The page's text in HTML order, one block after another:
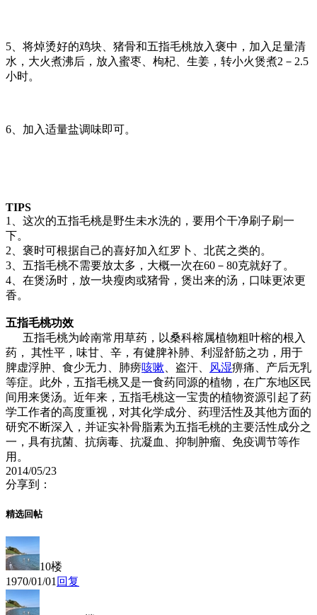
5、将焯烫好的鸡块、猪骨和五指毛桃放入褒中，加入足量清
水，大火煮沸后，放入蜜枣、枸杞、生姜，转小火煲煮2－2.5
小时。
6、加入适量盐调味即可。
TIPS
1、这次的五指毛桃是野生未水洗的，要用个干净刷子刷一
下。
2、褒时可根据自己的喜好加入红罗卜、北芪之类的。
3、五指毛桃不需要放太多，大概一次在60－80克就好了。
4、在煲汤时，放一块瘦肉或猪骨，煲出来的汤，口味更浓更
香。
五指毛桃功效
五指毛桃为岭南常用草药，以桑科榕属植物粗叶榕的根入
药， 其性平，味甘、辛，有健脾补肺、利湿舒筋之功，用于
脾虚浮肿、食少无力
、肺痨咳嗽 、盗汗、 风湿痹痛、产后无乳
等症。此外，五指毛桃又是一食药同源的植物，在广东地区民
间用来煲汤。近年来，五指毛桃这一宝贵的植物资源引起了药
学工作者的高度重视，对其化学成分、药理活性及其他方面的
研究不断深入，并证实补骨脂素为五指毛桃的主要活性成分之
一，具有抗菌、抗病毒、抗凝血、抑制肿瘤、免疫调节等作
用。
2014/05/23
分享到：
精选回帖
10楼
1970/01/01 回复